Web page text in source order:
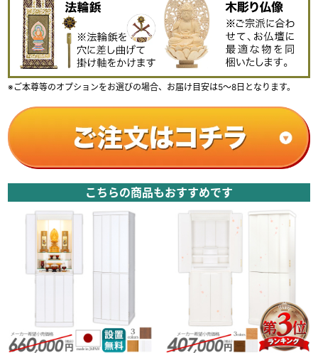
※ご本尊等のオプションをお選びの場合、お届け目安は5～8日となります。
こちらの商品もおすすめです